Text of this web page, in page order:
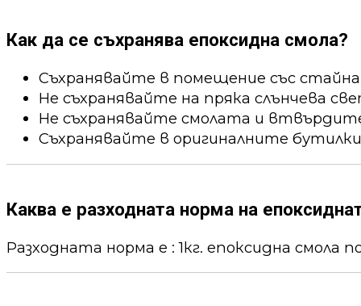
Как да се съхранява епоксидна смола?
Съхранявайте в помещение със
Не съхранявайте на пряка слънчева
Не съхранявайте смолата и
Съхранявайте в оригиналните
Каква е разходната норма на
Разходната норма е : 1кг. епоксидна смола